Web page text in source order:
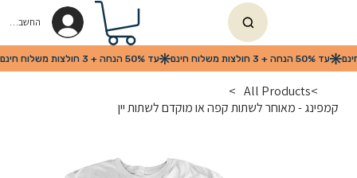
החשבון שלי
>
All Products
>
קמפינג - מאוחר לשתות קפה או מוקדם לשתות יין